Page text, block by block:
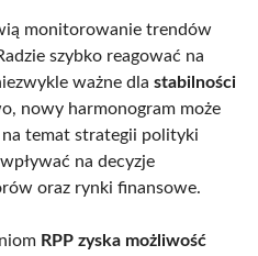
monitorowanie trendów
szybko reagować na
ważne dla stabilności
nowy harmonogram może
temat strategii polityki
na decyzje
oraz rynki finansowe.
RPP zyska możliwość